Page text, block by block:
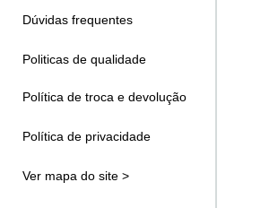
Dúvidas frequentes
Politicas de qualidade
Política de troca e devolução
Política de privacidade
Ver mapa do site >